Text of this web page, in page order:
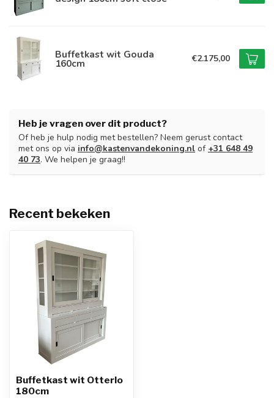
Buffetkast wit Gouda
160cm €2.175,00
Heb je vragen over dit product?
Of heb je hulp nodig met bestellen? Neem gerust contact
met ons op via info@kastenvandekoning.nl of +31 648 49
40 73. We helpen je graag!!
Recent bekeken
Buffetkast wit Otterlo
180cm